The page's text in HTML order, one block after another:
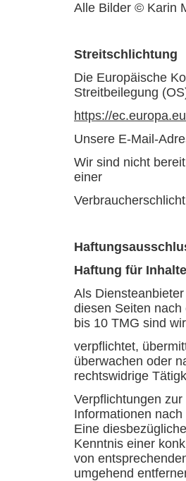
Alle Bilder © Karin
Streitschlichtung
Die Europäische
Streitbeilegung
https://
Unsere E-Mail-
Wir sind nicht
einer
Haftung für Inhalte
Als
diesen Seiten
bis 10 TMG sind
verpflichtet,
überwachen oder
rechtswidrige
Verpflichtungen
Informationen
Eine
Kenntnis einer
von
umgehend